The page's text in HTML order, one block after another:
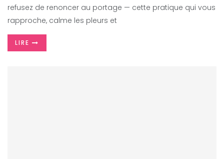
refusez de renoncer au portage — cette pratique qui vous
rapproche, calme les pleurs et
LIRE